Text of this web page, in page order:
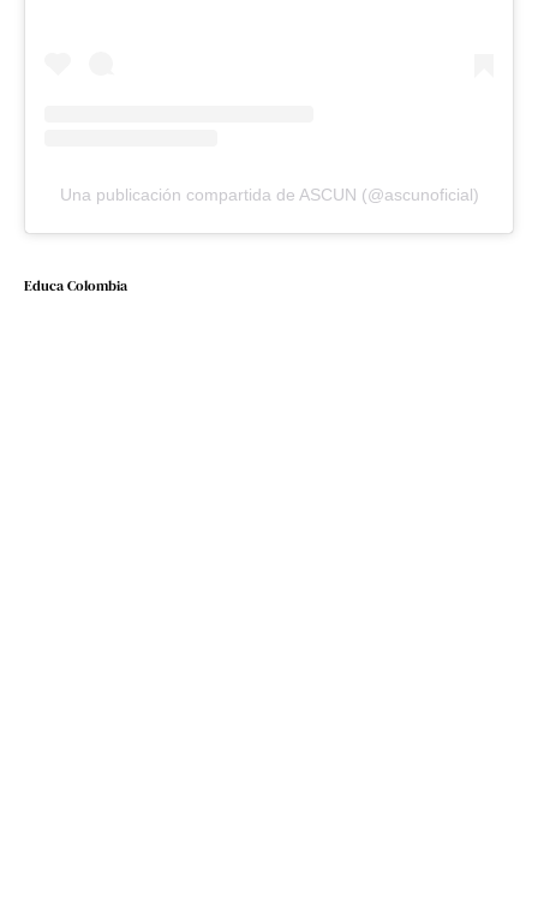
Una publicación compartida de ASCUN (@ascunoficial)
Educa Colombia